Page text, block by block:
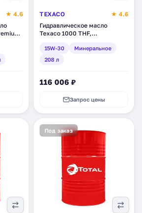
★ 4.6
TEXACO
★ 4.6
Гидравлическое масло
Texaco 1000 THF,
(803264DEE)
15W-30
Минеральное
208 л
116 006 ₽
Запрос цены
Под заказ